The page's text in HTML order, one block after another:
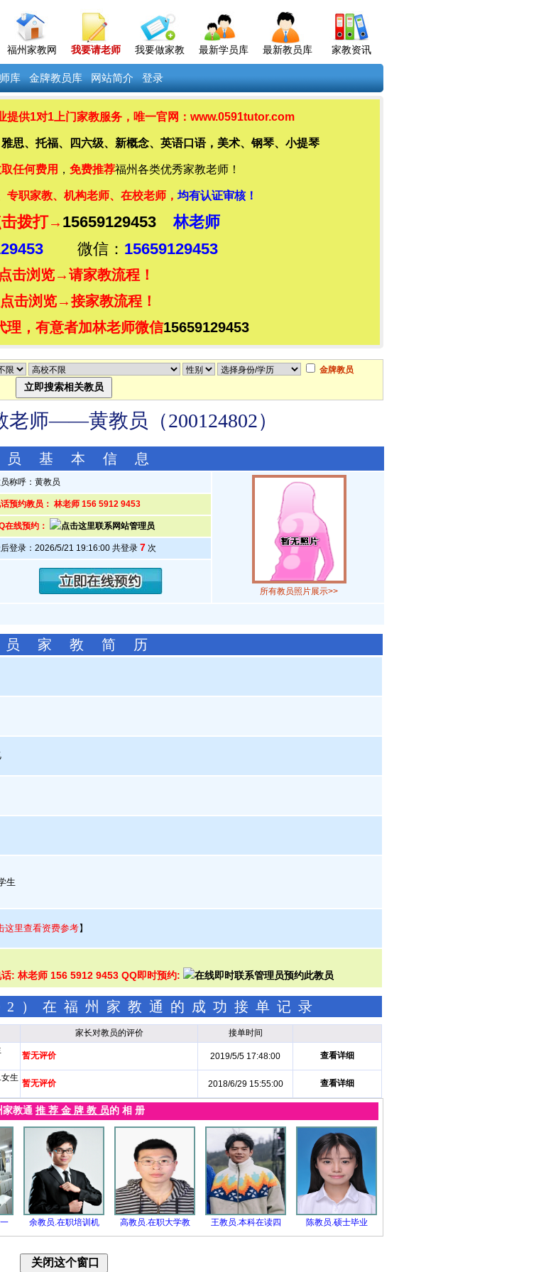
福州家教网 我要请老师 我要做家教 最新学员库 最新教员库 家教资讯
库 金牌教员库 网站简介 登录
提供1对1上门家教服务，唯一官网：www.0591tutor.com
思、托福、四六级、新概念、英语口语，美术、钢琴、小提琴
任何费用 ， 免费推荐福州各类优秀家教老师！
专职家教、机构老师、在校老师， 均有认证审核！
拨打→ 15659129453
林老师
微信： 15659129453
击浏览→请家教流程！
击浏览→接家教流程！
理，有意者加林老师微信15659129453
金牌教员
老师——黄教员（200124802）
员 基 本 信 息
称呼：黄教员
所有教员照片展示>>
预约教员： 林老师 156 5912 9453
在线预约：
登录：2026/5/21 19:16:00 共登录 7次
员 家 教 简 历
生
这里查看资费参考】
: 林老师 156 5912 9453 QQ即时预约:
在福州家教通的成功接单记录
家长对教员的评价 接单时间
暂无评价 2019/5/5 17:48:00 查看详细
生
暂无评价 2018/6/29 15:55:00 查看详细
家教通 推 荐 金 牌 教 员的 相 册
余教员.在职培训机 高教员.在职大学教 王教员.本科在读四 陈教员.硕士毕业